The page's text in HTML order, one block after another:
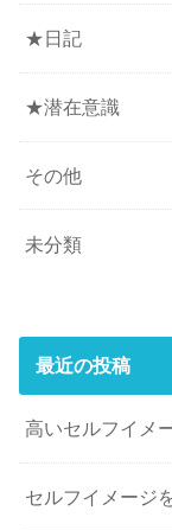
★日記
★潜在意識
その他
未分類
最近の投稿
高いセルフイメ
セルフイメージ